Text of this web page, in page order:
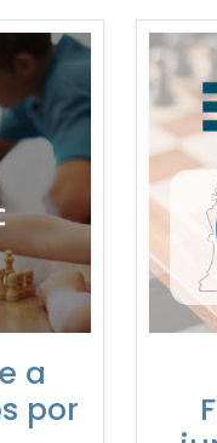
a
por